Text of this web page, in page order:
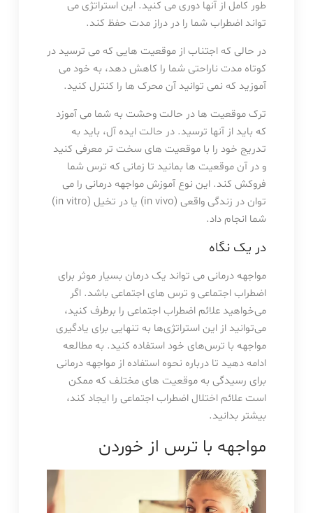
طور کامل از آنها دوری می کنید. این استراتژی می
تواند اضطراب شما را در دراز مدت حفظ کند.
در حالی که اجتناب از موقعیت هایی که می ترسید در
کوتاه مدت ناراحتی شما را کاهش دهد، به خود می
آموزید که نمی توانید آن محرک ها را کنترل کنید.
ترک موقعیت ها در حالت وحشت به شما می آموزد
که باید از آنها ترسید. در حالت ایده آل، باید به
تدریج خود را با موقعیت های سخت تر معرفی کنید
و در آن موقعیت ها بمانید تا زمانی که ترس شما
فروکش کند. این نوع آموزش مواجهه درمانی را می
توان در زندگی واقعی (in vivo) یا در تخیل (in vitro)
شما انجام داد.
در یک نگاه
مواجهه درمانی می تواند یک درمان بسیار موثر برای
اضطراب اجتماعی و ترس های اجتماعی باشد. اگر
می‌خواهید علائم اضطراب اجتماعی را برطرف کنید،
می‌توانید از این استراتژی‌ها به تنهایی برای یادگیری
مواجهه با ترس‌های خود استفاده کنید. به مطالعه
ادامه دهید تا درباره نحوه استفاده از مواجهه درمانی
برای رسیدگی به موقعیت های مختلف که ممکن
است علائم اختلال اضطراب اجتماعی را ایجاد کند،
بیشتر بدانید.
مواجهه با ترس از خوردن